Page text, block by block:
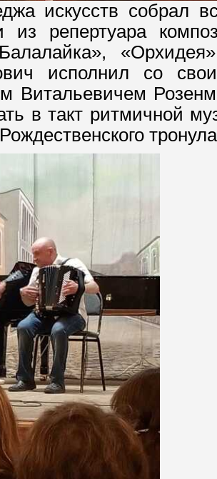
искусств собрал
из репертуара
исполнил со
Витальевичем
в такт ритмичной